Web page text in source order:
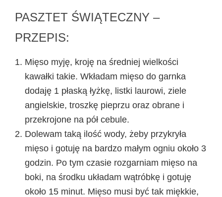
PASZTET ŚWIĄTECZNY –
PRZEPIS:
Mięso myję, kroję na średniej wielkości
kawałki takie. Wkładam mięso do garnka
dodaję 1 płaską łyżkę, listki laurowi, ziele
angielskie, troszkę pieprzu oraz obrane i
przekrojone na pół cebule.
Dolewam taką ilość wody, żeby przykryła
mięso i gotuję na bardzo małym ogniu około 3
godzin. Po tym czasie rozgarniam mięso na
boki, na środku układam wątróbkę i gotuję
około 15 minut. Mięso musi być tak miękkie,